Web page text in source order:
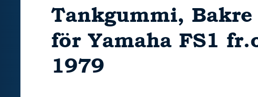
Tankgummi, Bakre
för Yamaha FS1
1979